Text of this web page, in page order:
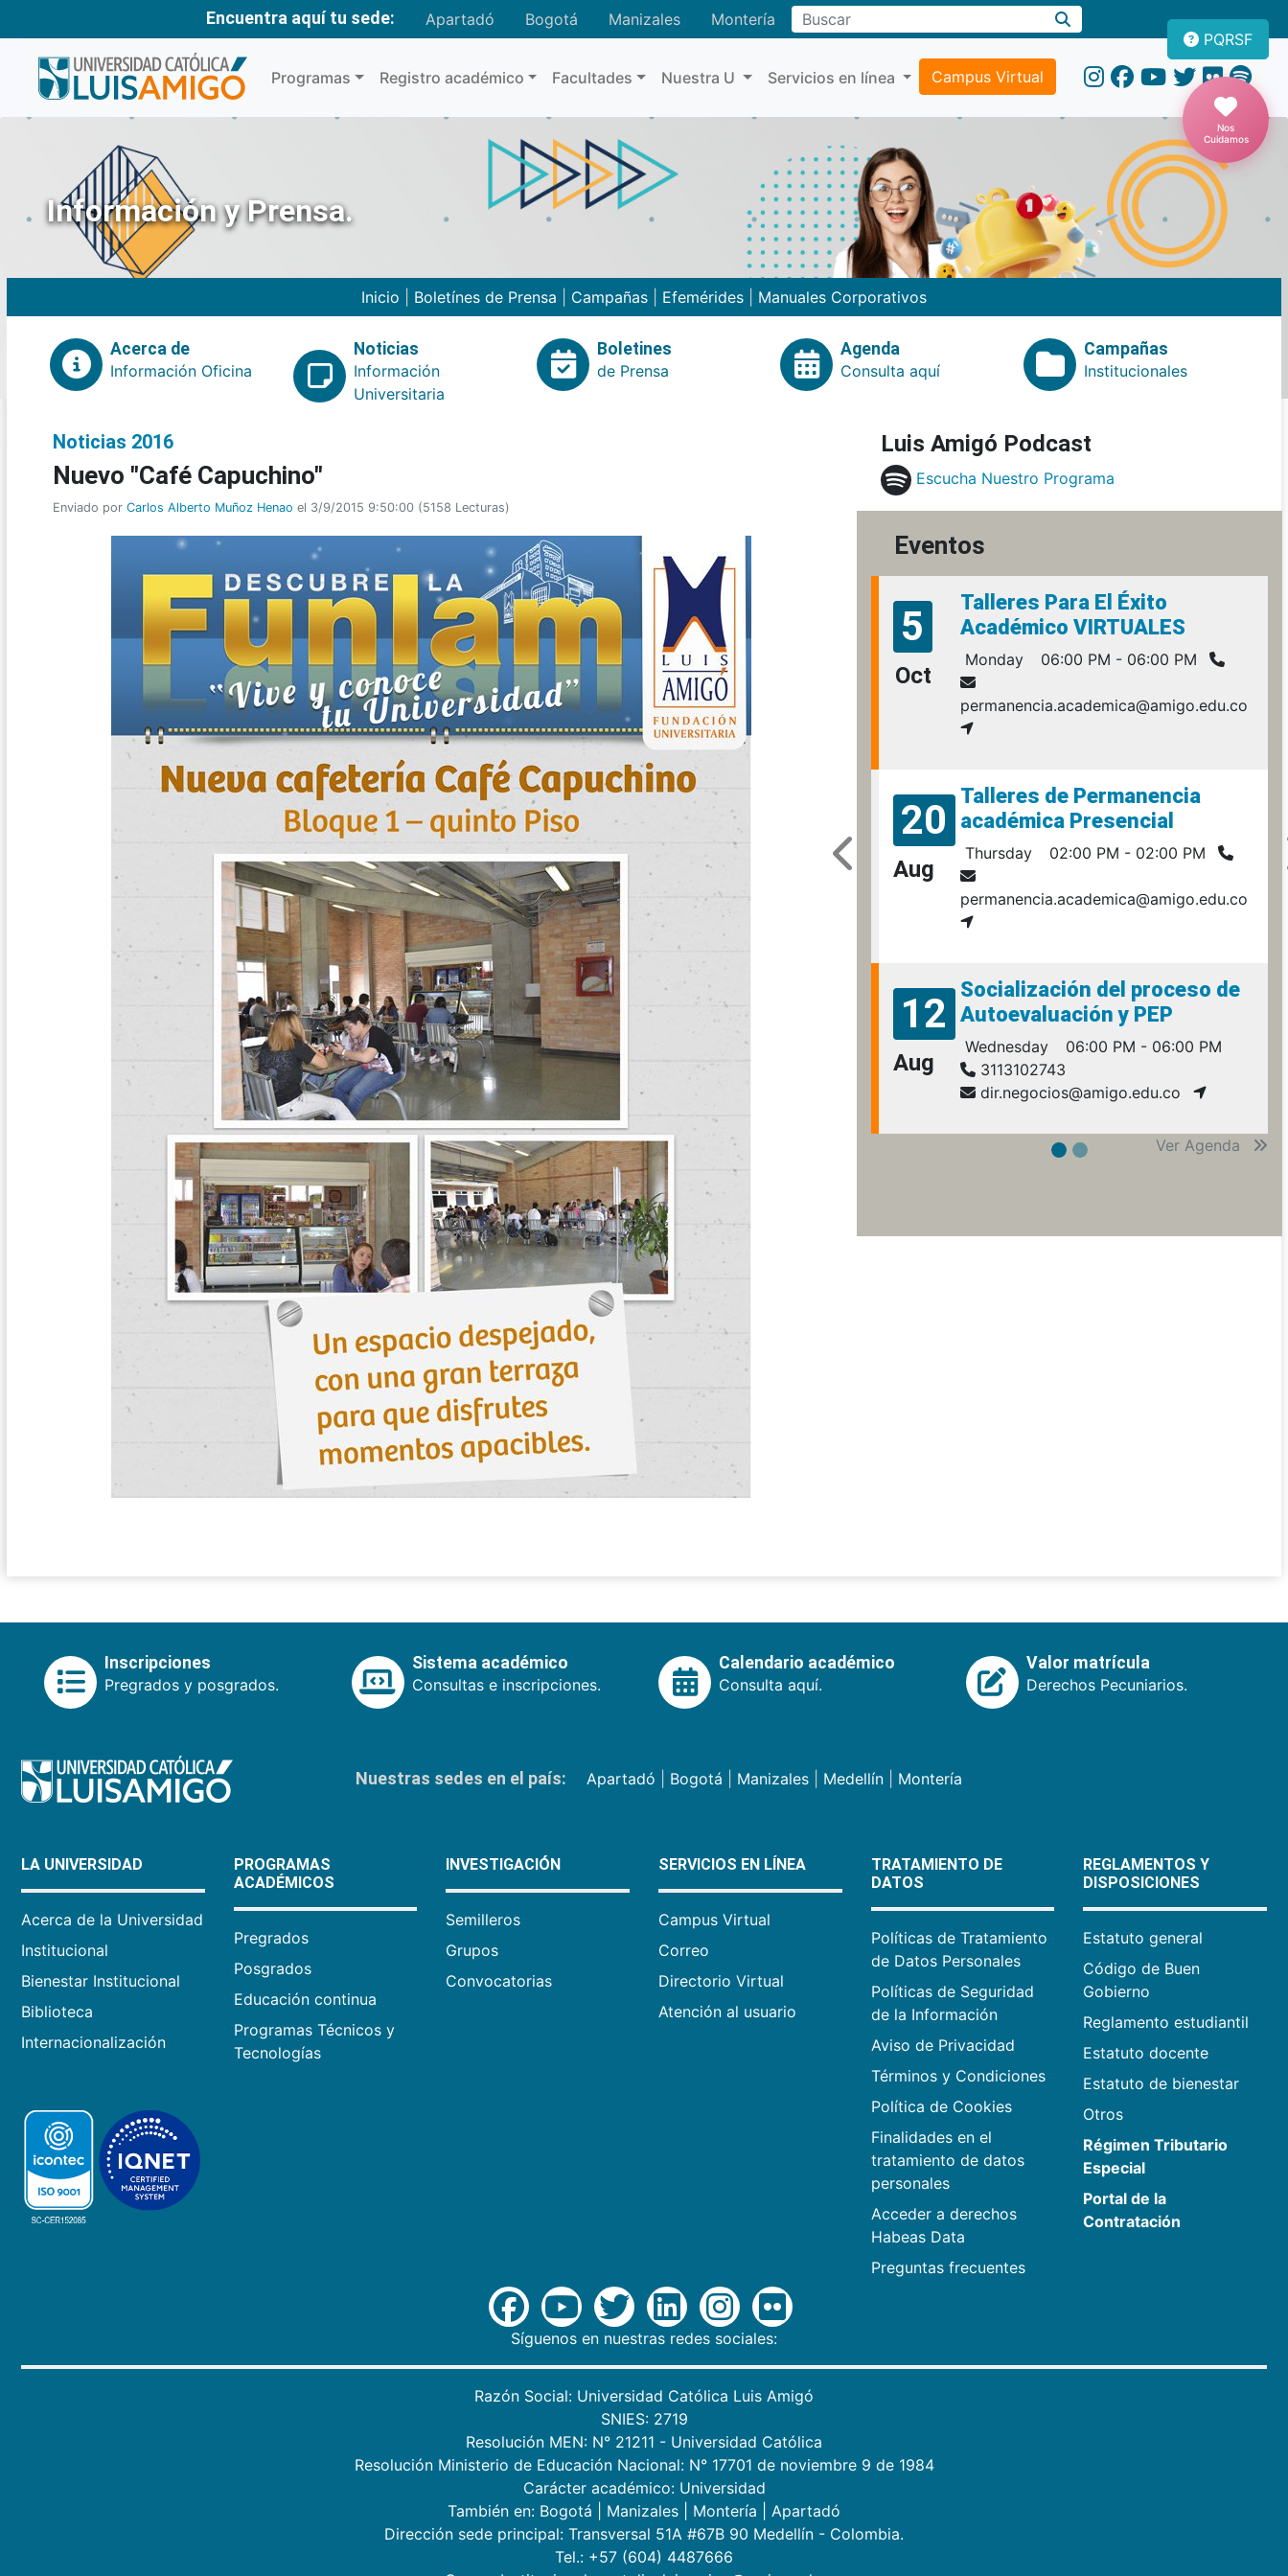
Encuentra aquí tu sede: Apartadó Bogotá Manizales MonteríaBuscar
Programas Registro académico Facultades Nuestra U Servicios en línea Campus Virtual
PQRSF
Nos
Cuidamos
Información y Prensa.
Inicio Boletínes de Prensa Campañas Efemérides Manuales Corporativos
Acerca de
Información Oficina
Noticias
Información
Universitaria
Boletines
de Prensa
Agenda
Consulta aquí
Campañas
Institucionales
Noticias 2016
Nuevo "Café Capuchino"
Enviado por Carlos Alberto Muñoz Henao el 3/9/2015 9:50:00 (5158 Lecturas)
Luis Amigó Podcast
Escucha Nuestro Programa
Eventos
5
Oct
Talleres Para El Éxito
Académico VIRTUALES
Monday 06:00 PM - 06:00 PM
permanencia.academica@amigo.edu.co
20
Aug
Talleres de Permanencia
académica Presencial
Thursday 02:00 PM - 02:00 PM
permanencia.academica@amigo.edu.co
12
Aug
Socialización del proceso de
Autoevaluación y PEP
Wednesday
06:00 PM - 06:00 PM
3113102743
dir.negocios@amigo.edu.co
Ver Agenda
Inscripciones
Pregrados y posgrados.
Sistema académico
Consultas e inscripciones.
Calendario académico
Consulta aquí.
Valor matrícula
Derechos Pecuniarios.
Nuestras sedes en el país: Apartadó Bogotá Manizales| Medellín| Montería
LA UNIVERSIDAD
Acerca de la Universidad
Institucional
Bienestar Institucional
Biblioteca
Internacionalización
PROGRAMAS
ACADÉMICOS
Pregrados
Posgrados
Educación continua
Programas Técnicos y
Tecnologías
INVESTIGACIÓN
Semilleros
Grupos
Convocatorias
SERVICIOS EN LÍNEA
Campus Virtual
Correo
Directorio Virtual
Atención al usuario
TRATAMIENTO DE
DATOS
Políticas de Tratamiento
de Datos Personales
Políticas de Seguridad
de la Información
Aviso de Privacidad
Términos y Condiciones
Política de Cookies
Finalidades en el
tratamiento de datos
personales
Acceder a derechos
Habeas Data
Preguntas frecuentes
REGLAMENTOS Y
DISPOSICIONES
Estatuto general
Código de Buen
Gobierno
Reglamento estudiantil
Estatuto docente
Estatuto de bienestar
Otros
Régimen Tributario
Especial
Portal de la
Contratación
Síguenos en nuestras redes sociales:
Razón Social: Universidad Católica Luis Amigó
SNIES: 2719
Resolución MEN: N° 21211 - Universidad Católica
Resolución Ministerio de Educación Nacional: N° 17701 de noviembre 9 de 1984
Carácter académico: Universidad
También en: Bogotá Manizales Montería
Apartadó
Dirección sede principal: Transversal 51A #67B 90 Medellín - Colombia.
Tel.: +57 (604) 4487666